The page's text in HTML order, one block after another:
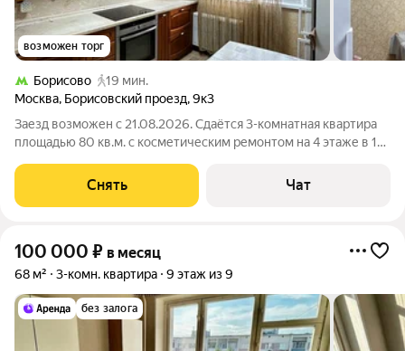
возможен торг
Борисово
19 мин.
Москва, Борисовский проезд,9к3
Заезд возможен с 21.08.2026. Сдаётся 3-комнатная квартира
площадью 80 кв.м. с косметическим ремонтом на 4 этаже в 14-
Снять Чат
100 000 ₽ в месяц
68 м² 3-комн. квартира 9 этаж из 9
без залога